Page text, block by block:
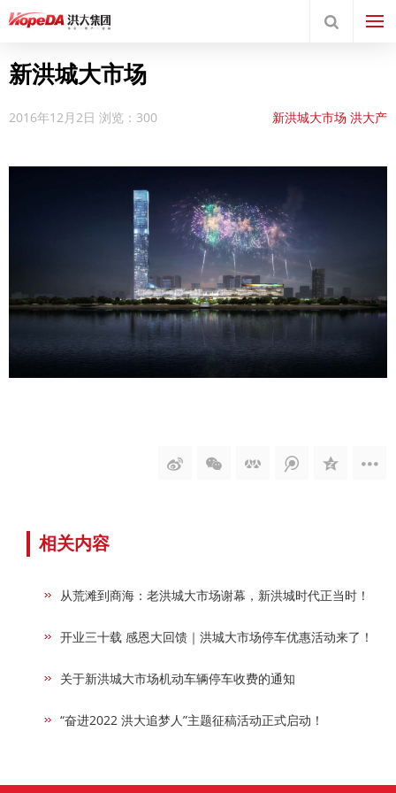
新洪城大市场
2016年12月2日 浏览：300 新洪城大市场 洪大产
相关内容
从荒滩到商海：老洪城大市场谢幕，新洪城时代正当时！
开业三十载 感恩大回馈｜洪城大市场停车优惠活动来了！
关于新洪城大市场机动车辆停车收费的通知
“奋进2022 洪大追梦人”主题征稿活动正式启动！